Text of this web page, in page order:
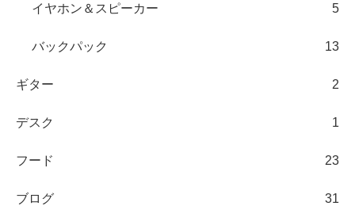
イヤホン＆スピーカー 5
バックパック 13
ギター 2
デスク 1
フード 23
ブログ 31